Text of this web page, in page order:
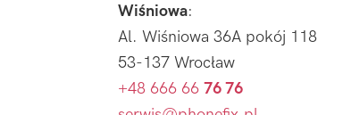
Wiśniowa:
Al. Wiśniowa 36A pokój 118
53-137 Wrocław
+48 666 66 76 76